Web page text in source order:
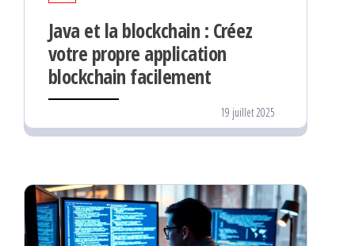
Java et la blockchain : Créez
votre propre application
blockchain facilement
19 juillet 2025